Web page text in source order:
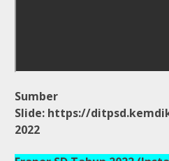
Sumber
Slide: https://
2022